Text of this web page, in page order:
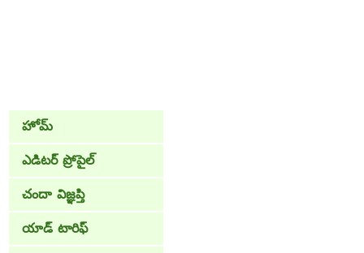
హోమ్
ఎడిటర్ ప్రోపైల్
చందా విజ్ఞప్తి
యాడ్ టారిఫ్